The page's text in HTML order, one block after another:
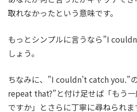
取れなかったという意味です。
もっとシンプルに言うなら”I
しょう。
ちなみに、”I couldn’t catch you.”
repeat that?”と付け足せば「もう
ですか」とさらに丁寧に尋ねられま